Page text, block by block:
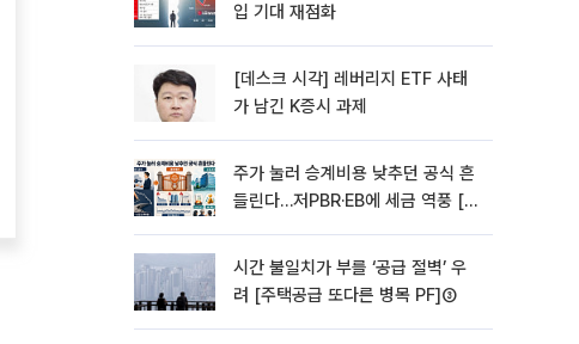
입 기대 재점화
[데스크 시각] 레버리지 ETF 사태
가 남긴 K증시 과제
주가 눌러 승계비용 낮추던 공식 흔
들린다…저PBR·EB에 세금 역풍 [기
시간 불일치가 부를 ‘공급 절벽’ 우
려 [주택공급 또다른 병목 PF]③